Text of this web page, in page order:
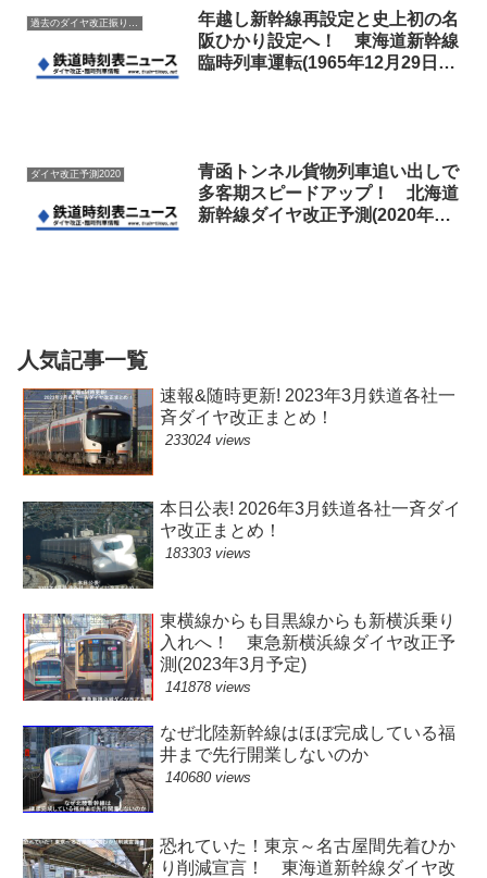
年越し新幹線再設定と史上初の名
阪ひかり設定へ！ 東海道新幹線
臨時列車運転(1965年12月29日～
ダイヤ改正予測2020
青函トンネル貨物列車追い出しで
多客期スピードアップ！ 北海道
新幹線ダイヤ改正予測(2020年予
人気記事一覧
速報&随時更新! 2023年3月鉄道各社一
斉ダイヤ改正まとめ！
233024 views
本日公表! 2026年3月鉄道各社一斉ダイ
ヤ改正まとめ！
183303 views
東横線からも目黒線からも新横浜乗り
入れへ！ 東急新横浜線ダイヤ改正予
測(2023年3月予定)
141878 views
なぜ北陸新幹線はほぼ完成している福
井まで先行開業しないのか
140680 views
恐れていた！東京～名古屋間先着ひか
り削減宣言！ 東海道新幹線ダイヤ改